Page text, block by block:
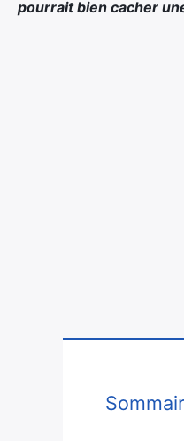
pourrait bien cacher